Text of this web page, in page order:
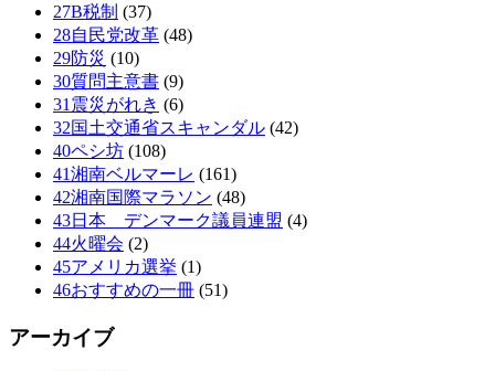
27B税制 (37)
28自民党改革 (48)
29防災 (10)
30質問主意書 (9)
31震災がれき (6)
32国土交通省スキャンダル (42)
40ペシ坊 (108)
41湘南ベルマーレ (161)
42湘南国際マラソン (48)
43日本 デンマーク議員連盟 (4)
44火曜会 (2)
45アメリカ選挙 (1)
46おすすめの一冊 (51)
アーカイブ